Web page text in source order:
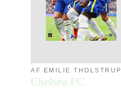
AF EMILIE THOLSTRUP
Chelsea FC